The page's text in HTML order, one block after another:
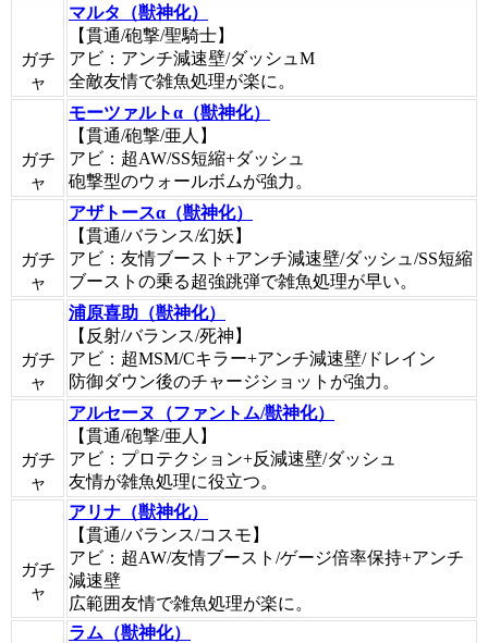
ガチ
ャ
マルタ（獣神化）
【貫通/砲撃/聖騎士】
アビ：アンチ減速壁/ダッシュM
全敵友情で雑魚処理が楽に。
ガチ
ャ
モーツァルトα（獣神化）
【貫通/砲撃/亜人】
アビ：超AW/SS短縮+ダッシュ
砲撃型のウォールボムが強力。
ガチ
ャ
アザトースα（獣神化）
【貫通/バランス/幻妖】
アビ：友情ブースト+アンチ減速壁/ダッシュ/SS短縮
ブーストの乗る超強跳弾で雑魚処理が早い。
ガチ
ャ
浦原喜助（獣神化）
【反射/バランス/死神】
アビ：超MSM/Cキラー+アンチ減速壁/ドレイン
防御ダウン後のチャージショットが強力。
ガチ
ャ
アルセーヌ（ファントム/獣神化）
【貫通/砲撃/亜人】
アビ：プロテクション+反減速壁/ダッシュ
友情が雑魚処理に役立つ。
ガチ
ャ
アリナ（獣神化）
【貫通/バランス/コスモ】
アビ：超AW/友情ブースト/ゲージ倍率保持+アンチ
減速壁
広範囲友情で雑魚処理が楽に。
ラム（獣神化）